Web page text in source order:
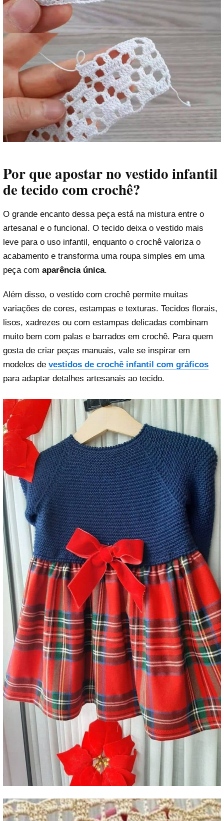
Por que apostar no vestido infantil
de tecido com crochê?
O grande encanto dessa peça está na mistura entre o
artesanal e o funcional. O tecido deixa o vestido mais
leve para o uso infantil, enquanto o crochê valoriza o
acabamento e transforma uma roupa simples em uma
peça com aparência única.
Além disso, o vestido com crochê permite muitas
variações de cores, estampas e texturas. Tecidos florais,
lisos, xadrezes ou com estampas delicadas combinam
muito bem com palas e barrados em crochê. Para quem
gosta de criar peças manuais, vale se inspirar em
modelos de vestidos de crochê infantil com gráficos
para adaptar detalhes artesanais ao tecido.